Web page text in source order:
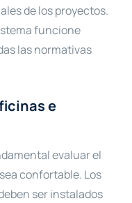
de los proyectos.
funcione
las normativas
e
evaluar el
confortable. Los
ser instalados